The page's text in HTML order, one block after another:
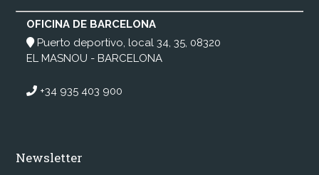
OFICINA DE BARCELONA
Puerto deportivo, local 34, 35, 08320
EL MASNOU - BARCELONA
+34 935 403 900
Newsletter